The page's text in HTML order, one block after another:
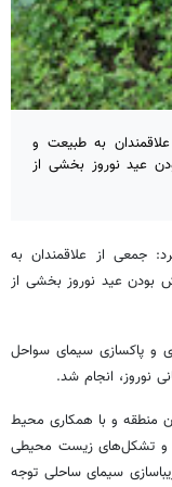
به طبیعت و
عید نوروز بخشی از
جمعی از علاقمندان به
بودن عید نوروز بخشی از
و پاکسازی سیمای سواحل
نوروز، انجام شد.
منطقه و با همکاری محیط
و تشکل‌های زیست محیطی
سیمای ساحلی توجه